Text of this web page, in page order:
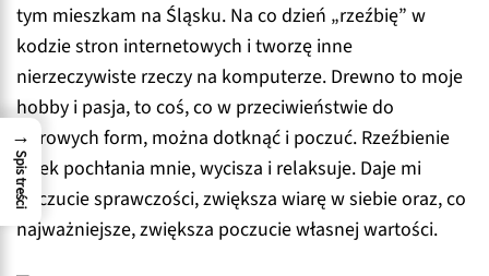
tym mieszkam na Śląsku. Na co dzień „rzeźbię” w
kodzie stron internetowych i tworzę inne
nierzeczywiste rzeczy na komputerze. Drewno to moje
hobby i pasja, to coś, co w przeciwieństwie do
cyfrowych form, można dotknąć i poczuć. Rzeźbienie
łyżek pochłania mnie, wycisza i relaksuje. Daje mi
poczucie sprawczości, zwiększa wiarę w siebie oraz, co
najważniejsze, zwiększa poczucie własnej wartości.
→
Spis treści